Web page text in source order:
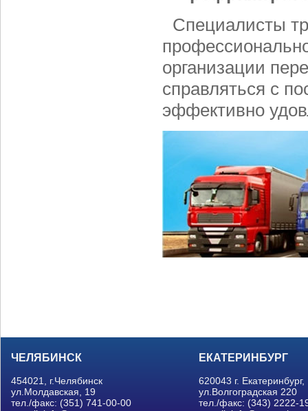
Специалисты
организации
справляться с
эффективно
ЧЕЛЯБИНСК
454021, г.Челябинск
ул.Молдавская, 19
тел./факс: (351) 741-00-00
ЕКАТЕРИНБУРГ
620043 г. Екатеринбург,
ул.Волгоградская 220
тел./факс: (343) 2222-